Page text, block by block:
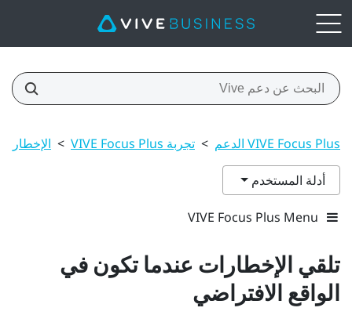
VIVE Focus Plus الدعم > تجربة VIVE Focus Plus >
أدلة المستخدم
VIVE Focus Plus Menu
تلقي الإخطارات عندما تكون في
الواقع الافتراضي